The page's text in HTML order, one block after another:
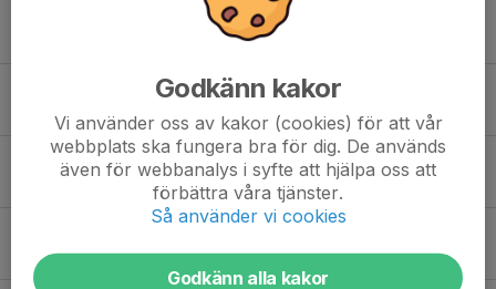
Vinst sista hemmamatchen!
Bra match mot Fkik!
5 sep 2019
Möter serieledarna borta
31 aug 2019 0
28 aug 2019 0
Godkänn kakor
Vi använder oss av kakor (cookies) för att vår
webbplats ska fungera bra för dig. De används
även för webbanalys i syfte att hjälpa oss att
förbättra våra tjänster.
Så använder vi cookies
Godkänn alla kakor